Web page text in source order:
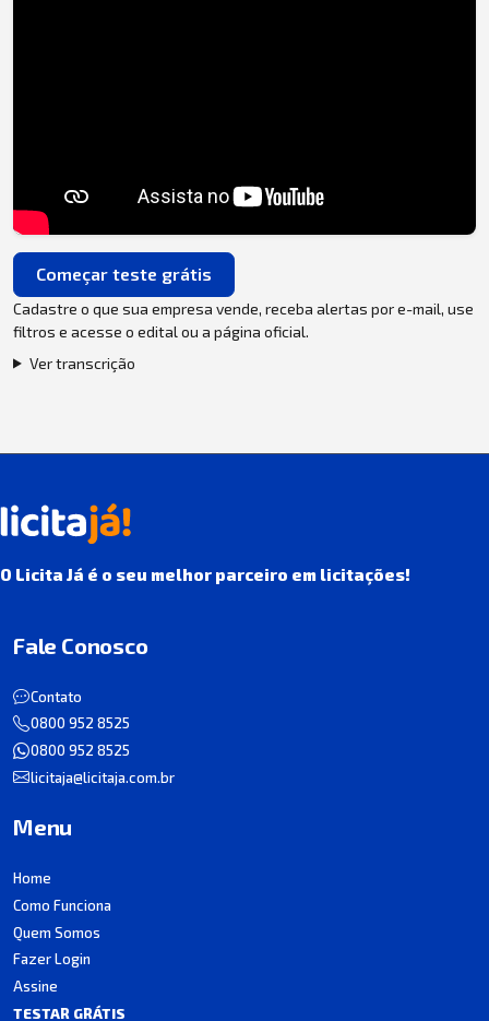
Começar teste grátis
Cadastre o que sua empresa vende, receba alertas por e-mail, use
filtros e acesse o edital ou a página oficial.
Ver transcrição
O Licita Já é o seu melhor parceiro em licitações!
Fale Conosco
Contato
0800 952 8525
0800 952 8525
licitaja@licitaja.com.br
Menu
Home
Como Funciona
Quem Somos
Fazer Login
Assine
TESTAR GRÁTIS